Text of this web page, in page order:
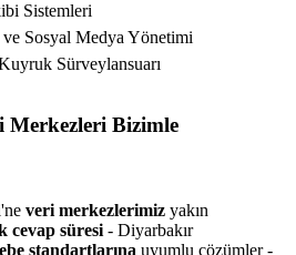
Sistemleri
Sosyal Medya Yönetimi
Sürveylansuarı
Merkezleri Bizimle
veri merkezlerimiz yakın
cevap süresi - Diyarbakır
standartlarına uyumlu çözümler -